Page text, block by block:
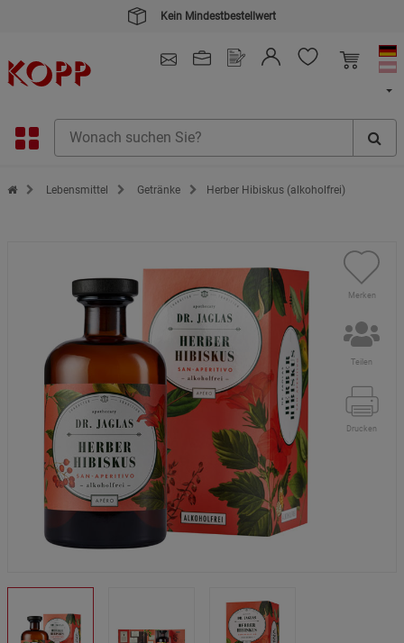
Kein Mindestbestellwert
Zur Startseite des Kopp Verlag Online-Shop
Lebensmittel Getränke Herber Hibiskus (alkoholfrei)
Merken
Teilen
Drucken